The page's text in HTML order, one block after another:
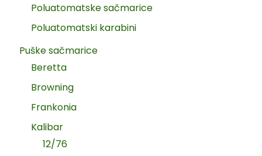
Poluatomatske sačmarice
Poluatomatski karabini
Puške sačmarice
Beretta
Browning
Frankonia
Kalibar
12/76